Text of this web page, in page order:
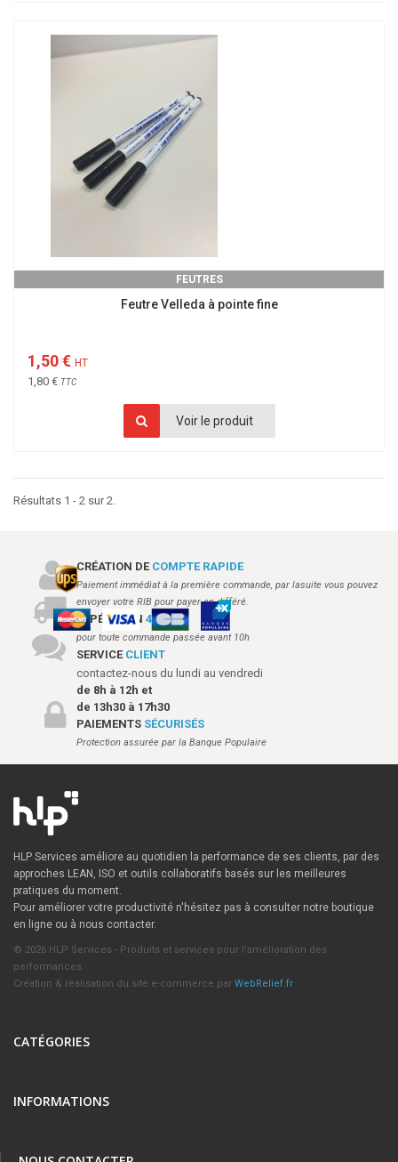
FEUTRES
Feutre Velleda à pointe fine
1,50 € HT
1,80 € TTC
Voir le produit
Résultats 1 - 2 sur 2.
CRÉATION DE COMPTE RAPIDE
Paiement immédiat à la première commande, par lasuite vous pouvez
envoyer votre RIB pour payer en différé.
EXPÉDITION48H
pour toute commande passée avant 10h
SERVICE CLIENT
contactez-nous du lundi au vendredi
de 8h à 12h et
de 13h30 à 17h30
PAIEMENTS SÉCURISÉS
Protection assurée par la Banque Populaire
HLP Services améliore au quotidien la performance de ses clients, par des
approches LEAN, ISO et outils collaboratifs basés sur les meilleures
pratiques du moment.
Pour améliorer votre productivité n'hésitez pas à consulter notre boutique
en ligne ou à nous contacter.
© 2026 HLP Services - Produits et services pour l'amélioration des
performances.
Création & réalisation du site e-commerce par WebRelief.fr
CATÉGORIES
INFORMATIONS